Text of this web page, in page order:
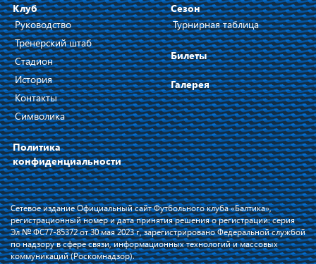
Клуб
Руководство
Тренерский штаб
Стадион
История
Контакты
Символика
Политика
конфиденциальности
Сезон
Турнирная таблица
Билеты
Галерея
Сетевое издание Официальный сайт Футбольного клуба «Балтика»,
регистрационный номер и дата принятия решения о регистрации: серия
Эл № ФС77-85372 от 30 мая 2023 г, зарегистрировано Федеральной службой
по надзору в сфере связи, информационных технологий и массовых
коммуникаций (Роскомнадзор).